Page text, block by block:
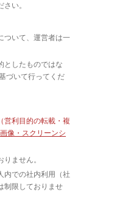
い。
ついて、運営者は一
としたものではな
づいて行ってくだ
営利目的の転載・複
像・スクリーンシ
ません。
内での社内利用（社
制限しておりませ